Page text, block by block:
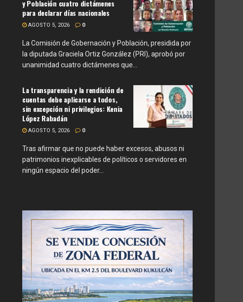
y Población cuatro dictámenes
para declarar días nacionales
AGOSTO 5, 2026 0
La Comisión de Gobernación y Población, presidida por
la diputada Graciela Ortiz González (PRI), aprobó por
unanimidad cuatro dictámenes que...
La transparencia y la rendición de
cuentas debe aplicarse a todos,
sin excepción ni privilegios: Kenia
López Rabadán
AGOSTO 5, 2026 0
Tras afirmar que no puede haber excesos, abusos ni
patrimonios inexplicables de políticos o servidores en
ningún espacio del poder...